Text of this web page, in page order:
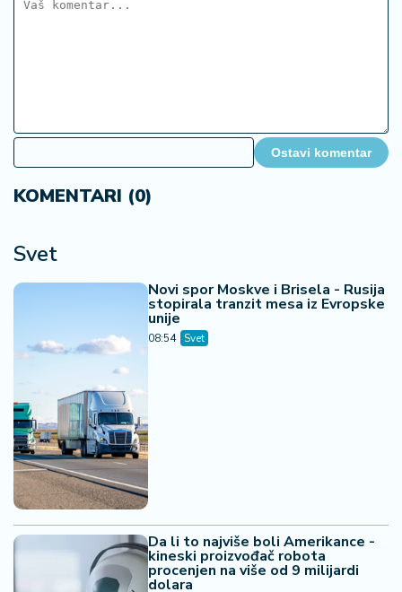
Ostavi komentar
KOMENTARI (0)
Svet
Novi spor Moskve i Brisela - Rusija
stopirala tranzit mesa iz Evropske
unije
08:54 Svet
Da li to najviše boli Amerikance -
kineski proizvođač robota
procenjen na više od 9 milijardi
dolara